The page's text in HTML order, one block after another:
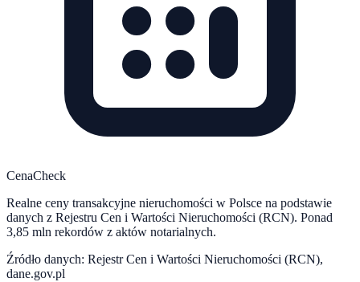
CenaCheck
Realne ceny transakcyjne nieruchomości w Polsce na podstawie
danych z Rejestru Cen i Wartości Nieruchomości (RCN). Ponad
3,85 mln rekordów z aktów notarialnych.
Źródło danych: Rejestr Cen i Wartości Nieruchomości (RCN),
dane.gov.pl